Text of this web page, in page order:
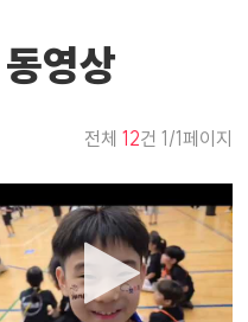
영상
전체 12건 1/1페이지